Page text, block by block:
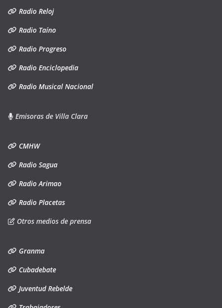
Radio Reloj
Radio Taíno
Radio Progreso
Radio Enciclopedia
Radio Musical Nacional
Emisoras de Villa Clara
CMHW
Radio Sagua
Radio Arimao
Radio Placetas
Otros medios de prensa
Granma
Cubadebate
Juventud Rebelde